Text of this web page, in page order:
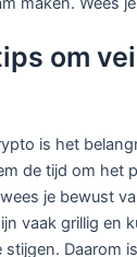
om
is het
de tijd om het
je bewust
vaak grillig en
stijgen. Daarom